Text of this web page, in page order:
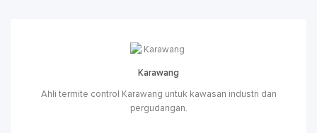
Karawang
Ahli termite control Karawang untuk kawasan industri dan
pergudangan.